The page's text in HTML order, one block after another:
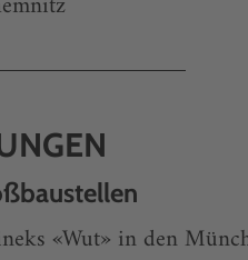
«Wut» in den